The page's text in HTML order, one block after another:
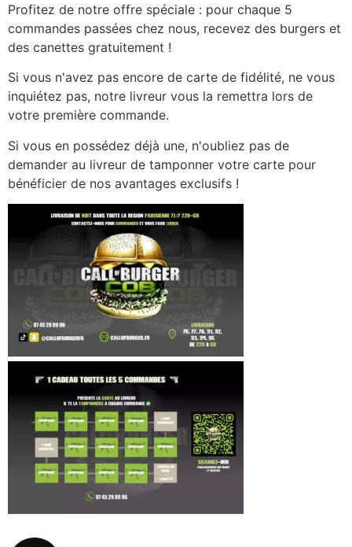
Profitez de notre offre spéciale : pour chaque 5
commandes passées chez nous, recevez des burgers et
des canettes gratuitement !
Si vous n'avez pas encore de carte de fidélité, ne vous
inquiétez pas, notre livreur vous la remettra lors de
votre première commande.
Si vous en possédez déjà une, n'oubliez pas de
demander au livreur de tamponner votre carte pour
bénéficier de nos avantages exclusifs !